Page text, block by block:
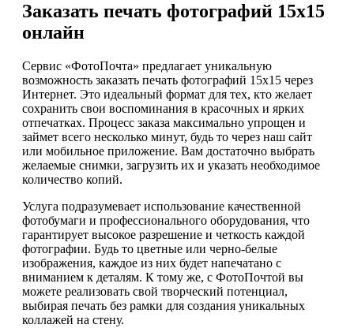
Заказать печать фотографий 15х15
онлайн
Сервис «ФотоПочта» предлагает уникальную
возможность заказать печать фотографий 15х15 через
Интернет. Это идеальный формат для тех, кто желает
сохранить свои воспоминания в красочных и ярких
отпечатках. Процесс заказа максимально упрощен и
займет всего несколько минут, будь то через наш сайт
или мобильное приложение. Вам достаточно выбрать
желаемые снимки, загрузить их и указать необходимое
количество копий.
Услуга подразумевает использование качественной
фотобумаги и профессионального оборудования, что
гарантирует высокое разрешение и четкость каждой
фотографии. Будь то цветные или черно-белые
изображения, каждое из них будет напечатано с
вниманием к деталям. К тому же, с ФотоПочтой вы
можете реализовать свой творческий потенциал,
выбирая печать без рамки для создания уникальных
коллажей на стену.